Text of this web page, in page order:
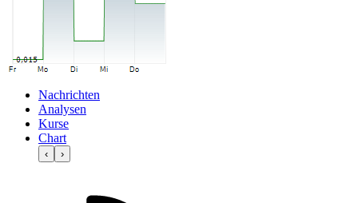
Nachrichten
Analysen
Kurse
Chart
‹ ›